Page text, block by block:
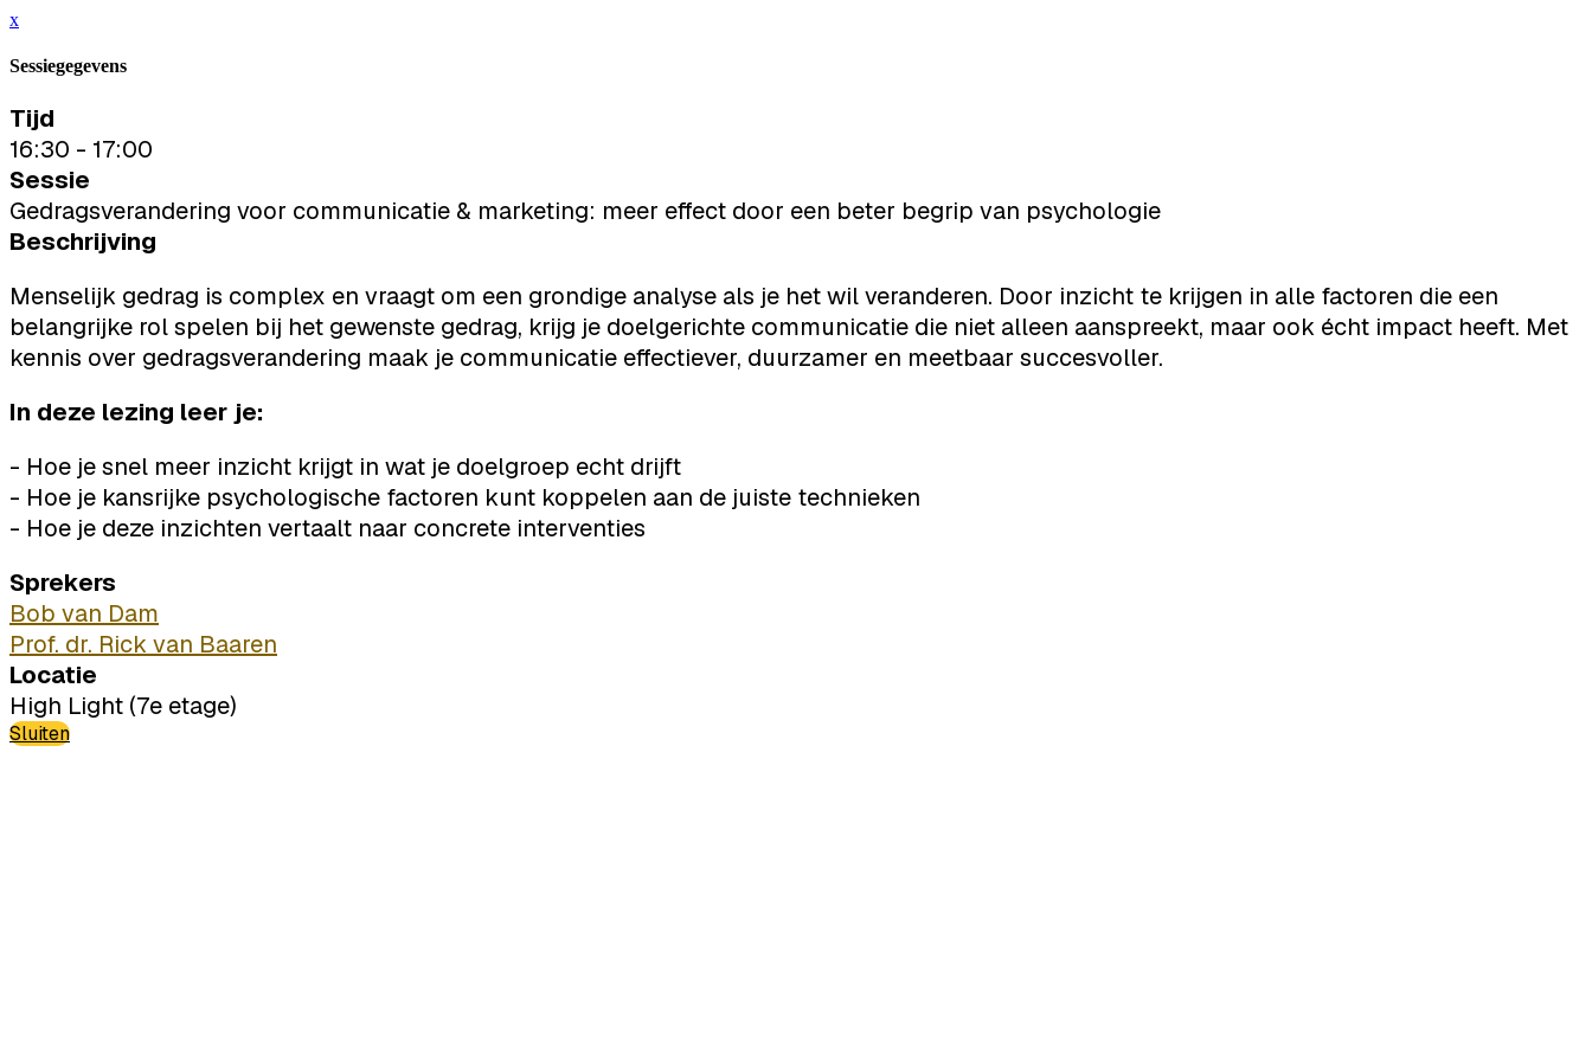
x
Sessiegegevens
Tijd
16:30 - 17:00
Sessie
Gedragsverandering voor communicatie & marketing: meer effect door een beter begrip van psychologie
Beschrijving
Menselijk gedrag is complex en vraagt om een grondige analyse als je het wil veranderen. Door inzicht te krijgen in alle factoren die een
belangrijke rol spelen bij het gewenste gedrag, krijg je doelgerichte communicatie die niet alleen aanspreekt, maar ook écht impact heeft. Met
kennis over gedragsverandering maak je communicatie effectiever, duurzamer en meetbaar succesvoller.
In deze lezing leer je:
- Hoe je snel meer inzicht krijgt in wat je doelgroep echt drijft
- Hoe je kansrijke psychologische factoren kunt koppelen aan de juiste technieken
- Hoe je deze inzichten vertaalt naar concrete interventies
Sprekers
Bob van Dam
Prof. dr. Rick van Baaren
Locatie
High Light (7e etage)
Sluiten